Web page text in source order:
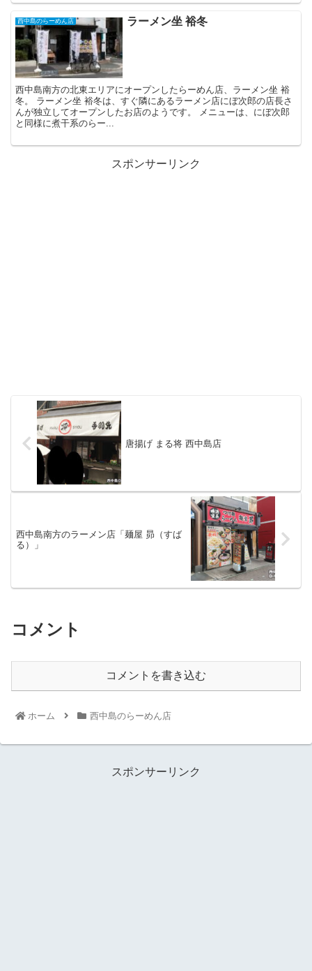
西中島のらーめん店 ラーメン坐 裕冬
西中島南方の北東エリアにオープンしたらーめん店、ラーメン坐 裕
冬。 ラーメン坐 裕冬は、すぐ隣にあるラーメン店にぼ次郎の店長さ
んが独立してオープンしたお店のようです。 メニューは、にぼ次郎
と同様に煮干系のらー...
スポンサーリンク
唐揚げ まる将 西中島店
西中島南方のラーメン店「麺屋 昴（すば
る）」
コメント
コメントを書き込む
ホーム 西中島のらーめん店
スポンサーリンク